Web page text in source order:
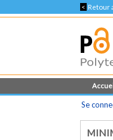
< Retour
Se